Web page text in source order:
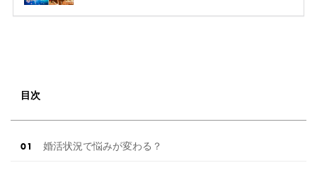
典】ウェディン […]続きを読む
目次
婚活状況で悩みが変わる？